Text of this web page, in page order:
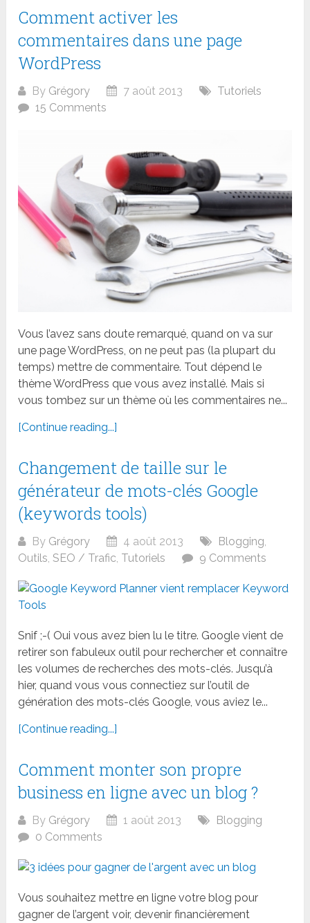
Comment activer les
commentaires dans une page
WordPress
By Grégory 7 août 2013
Tutoriels
15 Comments
Vous l’avez sans doute remarqué, quand on va sur
une page WordPress, on ne peut pas (la plupart du
temps) mettre de commentaire. Tout dépend le
thème WordPress que vous avez installé. Mais si
vous tombez sur un thème où les commentaires ne...
[Continue reading...]
Changement de taille sur le
générateur de mots-clés Google
(keywords tools)
By Grégory 4 août 2013 Blogging,
Outils,SEO / Trafic, Tutoriels 9 Comments
Snif ;-( Oui vous avez bien lu le titre. Google vient de
retirer son fabuleux outil pour rechercher et connaître
les volumes de recherches des mots-clés. Jusqu’à
hier, quand vous vous connectiez sur l’outil de
génération des mots-clés Google, vous aviez le...
[Continue reading...]
Comment monter son propre
business en ligne avec un blog ?
By Grégory 1 août 2013
Blogging
0 Comments
Vous souhaitez mettre en ligne votre blog pour
gagner de l’argent voir, devenir financièrement